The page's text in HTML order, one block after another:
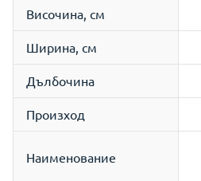
Височина, см
Ширина, см
Дълбочина
Произход
Наименование